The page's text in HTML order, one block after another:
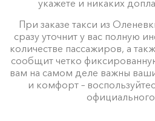
укажете и никаких
При заказе такси из
сразу уточнит у вас полную
количестве пассажиров, а
сообщит четко
вам на самом деле важны
и комфорт –
официального